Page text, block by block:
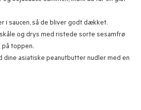
i saucen, så de bliver godt dækket.
og drys med ristede sorte sesamfrø
toppen.
dine asiatiske peanutbutter nudler med en